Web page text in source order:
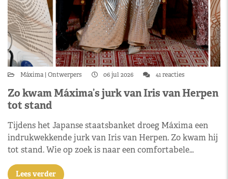
Máxima Ontwerpers 06 jul 2026 41 reacties
Zo kwam Máxima’s jurk van Iris van Herpen
tot stand
Tijdens het Japanse staatsbanket droeg Máxima een
indrukwekkende jurk van Iris van Herpen. Zo kwam hij
tot stand. Wie op zoek is naar een comfortabele…
Lees verder